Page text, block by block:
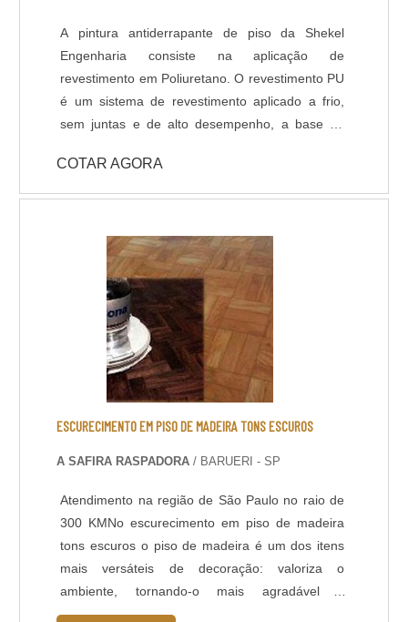
A pintura antiderrapante de piso da Shekel
Engenharia consiste na aplicação de
revestimento em Poliuretano. O revestimento PU
é um sistema de revestimento aplicado a frio,
sem juntas e de alto desempenho, a base de
ambientes que necessitem de elevada
resistência química, térmica e mecânica, com
Com pouco tempo para execução da obra, a
liberação da área é feita 6 horas após a
aplicação do revestimento. DADOS TÉCNICOS: -
Resistência química a ácidos e bases; - Cura
rápida a partir de 8 horas; - Isento de solventes;
- Alta durabilidade e resistência UV. - Alta
resistência mecânica e a choque térmico; -
Resistência à abrasão; - Baixo odor e baixo
VOC; - Acabamento liso e antiderrapante; -
C; - Atende a norma LEED.
COTAR AGORA
ESCURECIMENTO EM PISO DE MADEIRA TONS ESCUROS
A SAFIRA RASPADORA / BARUERI - SP
Atendimento na região de São Paulo no raio de
300 KMNo escurecimento em piso de madeira
tons escuros o piso de madeira é um dos itens
mais versáteis de decoração: valoriza o
ambiente, tornando-o mais agradável e
aconchegante, oferece conforto térmico e